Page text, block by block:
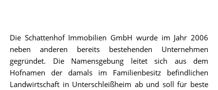
Die Schattenhof Immobilien GmbH wurde im Jahr 2006
neben anderen bereits bestehenden Unternehmen
gegründet. Die Namensgebung leitet sich aus dem
Hofnamen der damals im Familienbesitz befindlichen
Landwirtschaft in Unterschleißheim ab und soll für beste